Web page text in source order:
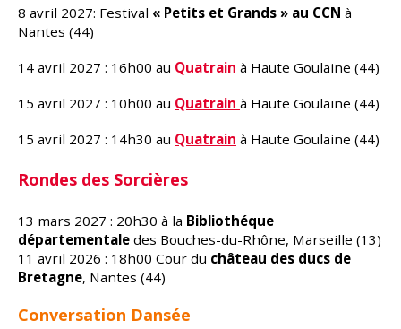
8 avril 2027: Festival « Petits et Grands » au CCN à
Nantes (44)
14 avril 2027 : 16h00 au Quatrain à Haute Goulaine (44)
15 avril 2027 : 10h00 au Quatrain à Haute Goulaine (44)
15 avril 2027 : 14h30 au Quatrain à Haute Goulaine (44)
Rondes des Sorcières
13 mars 2027 : 20h30 à la Bibliothéque
départementale des Bouches-du-Rhône, Marseille (13)
11 avril 2026 : 18h00 Cour du château des ducs de
Bretagne, Nantes (44)
Conversation Dansée